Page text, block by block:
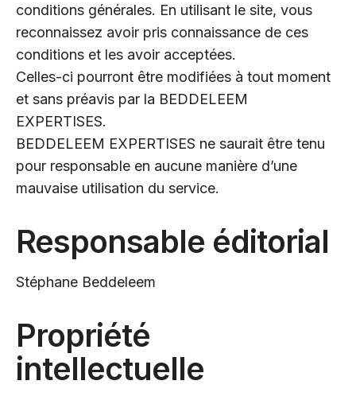
conditions générales. En utilisant le site, vous
reconnaissez avoir pris connaissance de ces
conditions et les avoir acceptées.
Celles-ci pourront être modifiées à tout moment
et sans préavis par la BEDDELEEM
EXPERTISES.
BEDDELEEM EXPERTISES ne saurait être tenu
pour responsable en aucune manière d’une
mauvaise utilisation du service.
Responsable éditorial
Stéphane Beddeleem
Propriété
intellectuelle